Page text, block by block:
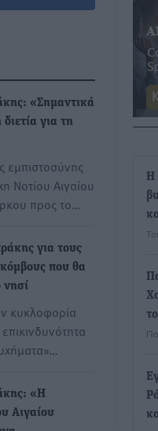
«Σημαντικά
για τη
εμπιστοσύνης
Νοτίου Αιγαίου
προς το…
για τους
που θα
κυκλοφορία
«Η
Αιγαίου
Η